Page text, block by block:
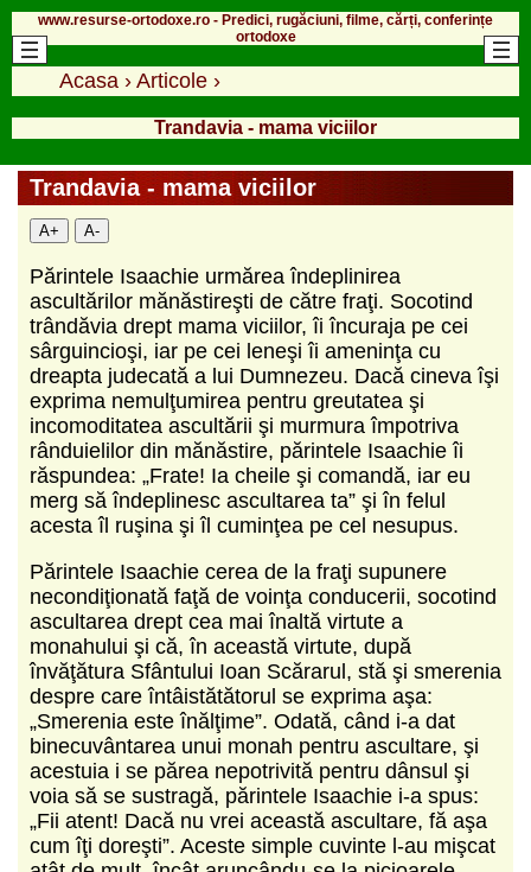
www.resurse-ortodoxe.ro - Predici, rugăciuni, filme, cărți, conferințe
ortodoxe
Acasa › Articole ›
Trandavia - mama viciilor
Trandavia - mama viciilor
A+ A-
Părintele Isaachie urmărea îndeplinirea
ascultărilor mănăstireşti de către fraţi. Socotind
trândăvia drept mama viciilor, îi încuraja pe cei
sârguincioşi, iar pe cei leneşi îi ameninţa cu
dreapta judecată a lui Dumnezeu. Dacă cineva îşi
exprima nemulţumirea pentru greutatea şi
incomoditatea ascultării şi murmura împotriva
rânduielilor din mănăstire, părintele Isaachie îi
răspundea: „Frate! Ia cheile şi comandă, iar eu
merg să îndeplinesc ascultarea ta” şi în felul
acesta îl ruşina şi îl cuminţea pe cel nesupus.
Părintele Isaachie cerea de la fraţi supunere
necondiţionată faţă de voinţa conducerii, socotind
ascultarea drept cea mai înaltă virtute a
monahului şi că, în această virtute, după
învăţătura Sfântului Ioan Scărarul, stă şi smerenia
despre care întâistătătorul se exprima aşa:
„Smerenia este înălţime”. Odată, când i-a dat
binecuvântarea unui monah pentru ascultare, şi
acestuia i se părea nepotrivită pentru dânsul şi
voia să se sustragă, părintele Isaachie i-a spus:
„Fii atent! Dacă nu vrei această ascultare, fă aşa
cum îţi doreşti”. Aceste simple cuvinte l-au mişcat